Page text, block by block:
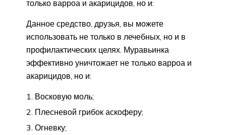
только варроа и акарицидов, но и:
Данное средство, друзья, вы можете
использовать не только в лечебных, но и в
профилактических целях. Муравьинка
эффективно уничтожает не только варроа и
акарицидов, но и:
Восковую моль;
Плесневой грибок аскоферу;
Огневку;